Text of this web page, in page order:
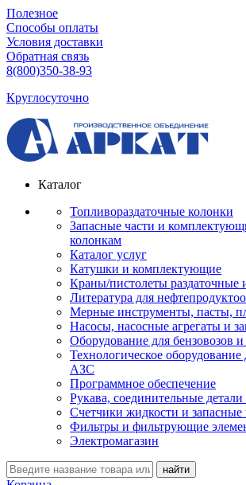
Полезное
Способы оплаты
Условия доставки
Обратная связь
8(800)350-38-93
Круглосуточно
Каталог
Топливораздаточные колонки
Запасные части и
колонкам
Каталог услуг
Катушки и комплектующие
Краны/пистолеты раздаточные
Литература для
Мерные инструменты, пасты,
Насосы, насосные агрегаты и
Оборудование для бензовозов
Технологическое оборудование
АЗС
Программное обеспечение
Рукава, соединительные
Счетчики жидкости и запасные
Фильтры и фильтрующие
Электромагазин